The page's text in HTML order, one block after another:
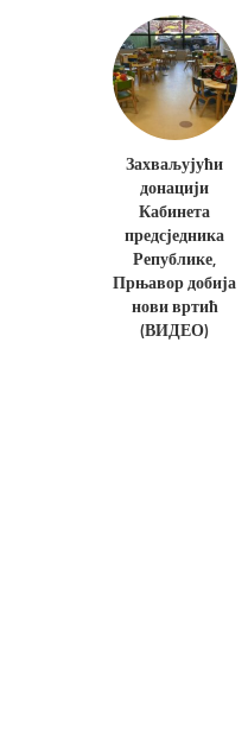
Захваљујући
донацији
Кабинета
предсједника
Републике,
Прњавор добија
нови вртић
(ВИДЕО)